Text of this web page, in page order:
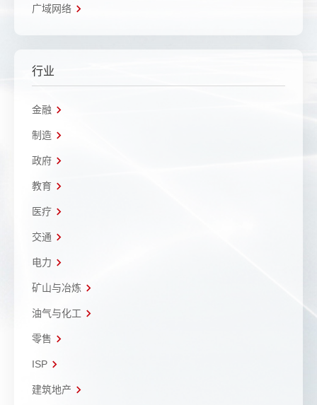
广域网络
行业
金融
制造
政府
教育
医疗
交通
电力
矿山与冶炼
油气与化工
零售
ISP
建筑地产